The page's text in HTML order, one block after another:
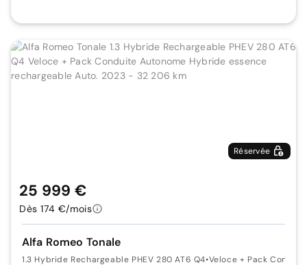
Réservée
Alfa Romeo Tonale
1.3 Hybride Rechargeable PHEV 280 AT6 Q4•Veloce + Pack
25 999 €
Dès 174 €/mois